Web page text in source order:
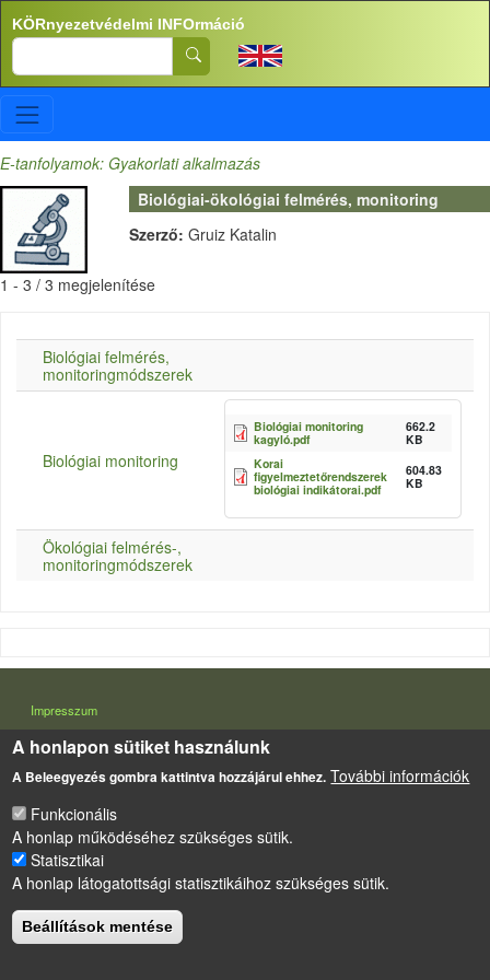
Ugrás a tartalomra
KÖRnyezetvédelmi INFOrmáció
Search
E-tanfolyamok: Gyakorlati alkalmazás
Biológiai-ökológiai felmérés, monitoring
Szerző: Gruiz Katalin
1 - 3 / 3 megjelenítése
Biológiai felmérés,
monitoringmódszerek
Biológiai monitoring
Biológiai monitoring
kagyló.pdf
662.2
KB
Korai
figyelmeztetőrendszerek
biológiai indikátorai.pdf
604.83
KB
Ökológiai felmérés-,
monitoringmódszerek
LÁBLÉC
Impresszum
Sütikezelési szabályzat
Drupalalapú webhely
A honlapon sütiket használunk
A Beleegyezés gombra kattintva hozzájárul ehhez. További információk
Funkcionális
A honlap működéséhez szükséges sütik.
Statisztikai
A honlap látogatottsági statisztikáihoz szükséges sütik.
Beállítások mentése